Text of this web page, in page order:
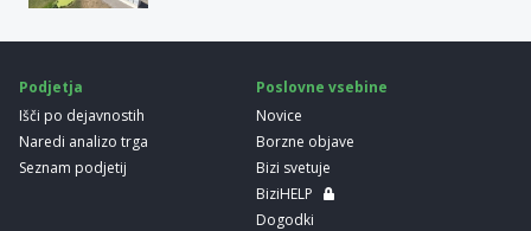
Podjetja
Išči po dejavnostih
Naredi analizo trga
Seznam podjetij
Poslovne vsebine
Novice
Borzne objave
Bizi svetuje
BiziHELP
Dogodki